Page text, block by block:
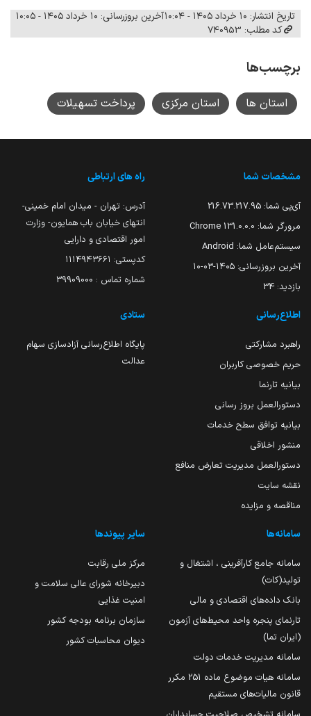
تاریخ انتشار: ۱۰ خرداد ۱۴۰۵ - ۱۰:۰۴
آخرین بروزرسانی: ۱۰ خرداد ۱۴۰۵ - ۱۰:۰۵
کد مطلب: 740953
برچسب‌ها
استان ها استان مرکزی پرداخت تسهیلات
مشخصات شما
آی‌پی شما: 216.73.217.95
مرورگر شما: 131.0.0.0 Chrome
سیستم‌عامل شما: Android
آخرین بروزرسانی: ۱۴۰۵-۰۳-۱۰
بازدید: 34
راه های ارتباطی
آدرس: تهران - میدان امام خمینی-
انتهای خیابان باب همایون- وزارت
امور اقتصادی و دارایی
کدپستی: ۱۱۱۴۹۴۳۶۶۱
شماره تماس : 39909000
اطلاع‌رسانی
راهبرد مشارکتی
حریم خصوصی کاربران
بیانیه تارنما
دستورالعمل بروز رسانی
بیانیه توافق سطح خدمات
منشور اخلاقی
دستورالعمل مدیریت تعارض منافع
نقشه سایت
مناقصه و مزایده
ستادی
پایگاه اطلاع‌رسانی آزادسازی سهام
عدالت
سامانه‌ها
سامانه جامع کارآفرینی ، اشتغال و
تولید(کات)
بانک داده‌های اقتصادی و مالی
تارنمای پنجره واحد محیط‌های آزمون
(ایران تما)
سامانه مدیریت خدمات دولت
سامانه هیات موضوع ماده 251 مکرر
قانون مالیات‌های مستقیم
سایر پیوندها
مرکز ملی رقابت
دبیرخانه شورای عالی سلامت و
امنیت غذایی
سازمان برنامه بودجه کشور
دیوان محاسبات کشور